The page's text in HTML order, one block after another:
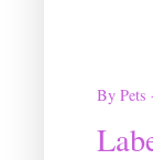
By Pets